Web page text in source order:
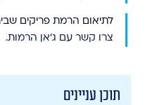
לתיאום הרמת פריקים
צרו קשר עם ג'אן הרמות.
תוכן עניינים